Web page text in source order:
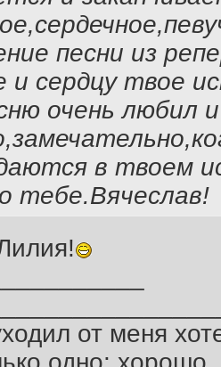
песни из
и сердцу твое
очень любил
в твоем
тебе.Вячеслав!
от меня